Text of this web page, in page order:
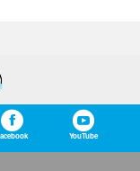
YouTube